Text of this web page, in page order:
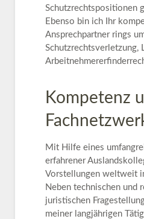
Schutzrechtspositionen
Ebenso bin ich Ihr
Ansprechpartner rings
Schutzrechtsverletzung,
Kompetenz
Mit Hilfe eines
erfahrener
Vorstellungen weltweit
Neben technischen und
juristischen
meiner langjährigen